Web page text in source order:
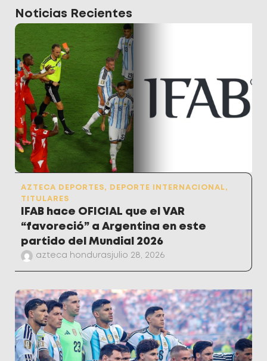
Noticias Recientes
AZTECA DEPORTES, DEPORTE INTERNACIONAL,
TITULARES
IFAB hace OFICIAL que el VAR
“favoreció” a Argentina en este
partido del Mundial 2026
azteca hondurasjulio 28, 2026